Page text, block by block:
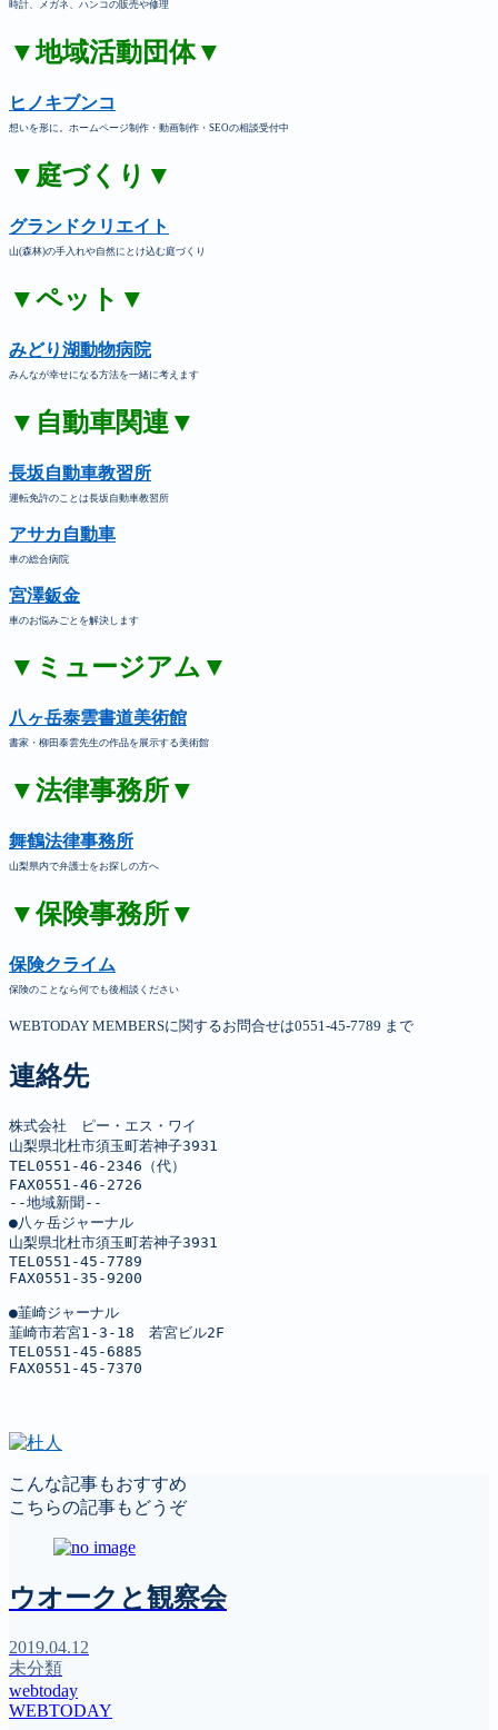
時計、メガネ、ハンコの販売や修理
▼地域活動団体▼
ヒノキブンコ
想いを形に。ホームページ制作・動画制作・SEOの相談受付中
▼庭づくり▼
グランドクリエイト
山(森林)の手入れや自然にとけ込む庭づくり
▼ペット▼
みどり湖動物病院
みんなが幸せになる方法を一緒に考えます
▼自動車関連▼
長坂自動車教習所
運転免許のことは長坂自動車教習所
アサカ自動車
車の総合病院
宮澤鈑金
車のお悩みごとを解決します
▼ミュージアム▼
八ヶ岳泰雲書道美術館
書家・柳田泰雲先生の作品を展示する美術館
▼法律事務所▼
舞鶴法律事務所
山梨県内で弁護士をお探しの方へ
▼保険事務所▼
保険クライム
保険のことなら何でも後相談ください
WEBTODAY MEMBERSに関するお問合せは0551-45-7789 まで
連絡先
株式会社　ピー・エス・ワイ
山梨県北杜市須玉町若神子3931
TEL0551-46-2346（代）
FAX0551-46-2726
--地域新聞--
●八ヶ岳ジャーナル
山梨県北杜市須玉町若神子3931
TEL0551-45-7789
FAX0551-35-9200
●韮崎ジャーナル
韮崎市若宮1-3-18　若宮ビル2F
TEL0551-45-6885
FAX0551-45-7370
こんな記事もおすすめ
こちらの記事もどうぞ
ウオークと観察会
2019.04.12
未分類
webtoday
WEBTODAY